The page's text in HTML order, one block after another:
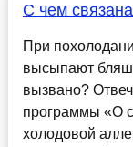
С чем
При
высыпают
вызвано?
программы «О
холодовой